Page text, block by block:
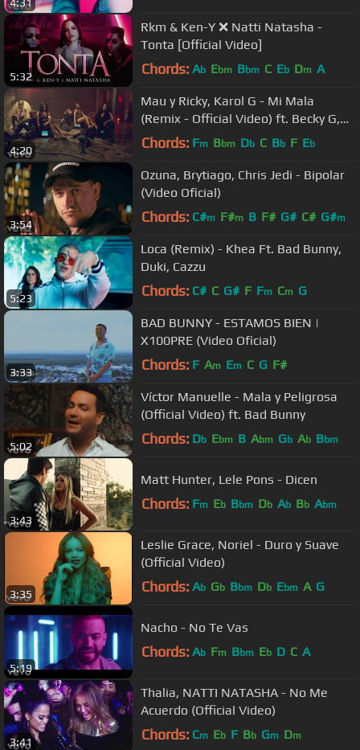
4:31
5:32
Rkm & Ken-Y ❌ Natti Natasha -
Tonta [Official Video]
Chords: Ab Ebm Bbm C Eb Dm A
4:20
Mau y Ricky, Karol G - Mi Mala
(Remix - Official Video) ft. Becky G,
Leslie Grace, Lali
Chords: Fm Bbm Db C Bb F Eb
3:54
Ozuna, Brytiago, Chris Jedi - Bipolar
(Video Oficial)
Chords: C#m F#m B F# G# C# G#m
5:23
Loca (Remix) - Khea Ft. Bad Bunny,
Duki, Cazzu
Chords: C# C G# F Fm Cm G
3:33
BAD BUNNY - ESTAMOS BIEN |
X100PRE (Video Oficial)
Chords: F Am Em C G F#
5:02
Víctor Manuelle - Mala y Peligrosa
(Official Video) ft. Bad Bunny
Chords: Db Ebm B Abm Gb Ab Bbm
3:43
Matt Hunter, Lele Pons - Dicen
Chords: Fm Eb Bbm Db Ab Bb Abm
3:35
Leslie Grace, Noriel - Duro y Suave
(Official Video)
Chords: Ab Gb Bbm Db Ebm A G
5:19
Nacho - No Te Vas
Chords: Ab Fm Bbm Eb D C A
3:41
Thalia, NATTI NATASHA - No Me
Acuerdo (Official Video)
Chords: Cm Eb F Bb Gm Dm